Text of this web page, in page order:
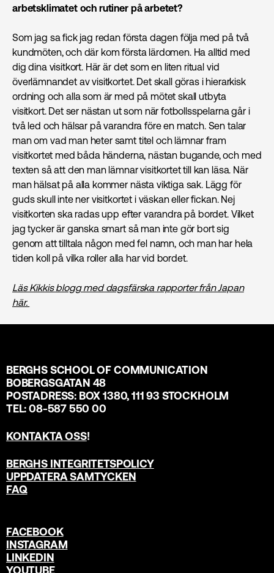
arbetsklimatet och rutiner på arbetet?
Som jag sa fick jag redan första dagen följa med på två
kundmöten, och där kom första lärdomen. Ha alltid med
dig dina visitkort. Här är det som en liten ritual vid
överlämnandet av visitkortet. Det skall göras i hierarkisk
ordning och alla som är med på mötet skall utbyta
visitkort. Det ser nästan ut som när fotbollsspelarna går i
två led och hälsar på varandra före en match. Sen talar
man om vad man heter samt titel och lämnar fram
visitkortet med båda händerna, nästan bugande, och med
texten så att den man lämnar visitkortet till kan läsa. När
man hälsat på alla kommer nästa viktiga sak. Lägg för
guds skull inte ner visitkortet i väskan eller fickan. Nej
visitkorten ska radas upp efter varandra på bordet. Vilket
jag tycker är ganska smart så man inte gör bort sig
genom att tilltala någon med fel namn, och man har hela
tiden koll på vilka roller alla har vid bordet.
Läs Kikkis blogg med dagsfärska rapporter från Japan
här.
BERGHS SCHOOL OF COMMUNICATION
BOBERGSGATAN 48
POSTADRESS: BOX 1380, 111 93 STOCKHOLM
TEL: 08-587 550 00
KONTAKTA OSS!
BERGHS INTEGRITETSPOLICY
UPPDATERA SAMTYCKEN
FAQ
FACEBOOK
INSTAGRAM
LINKEDIN